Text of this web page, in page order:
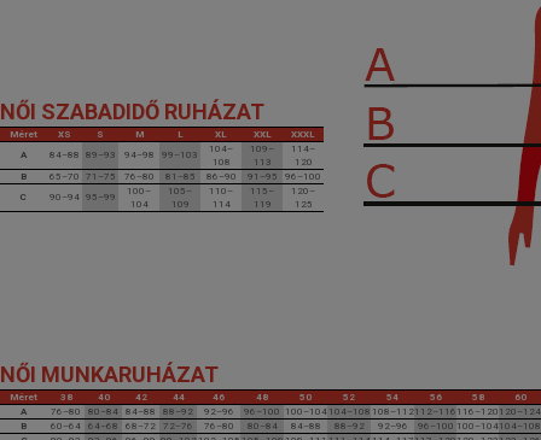
NŐI SZABADIDŐ RUHÁZAT
Méret XS S M L XL XXL
XXXL
A
84–88 89–93 94–98 99–103
104–
108
109–
113
114–
120
B
65–70 71–75 76–80 81–85 86–90 91–95
96–100
C
90–94 95–99
100–
104
105–
109
110–
114
115–
119
120–
125
NŐI MUNKARUHÁZAT
Méret 38 40 42 44 46 48 50 52 54 56 58
60
A
76–80 80–84 84–88 88–92 92–96 96–100 100–104 104–108 108–112112–116 116–120 120–124
B
60–64 64–68 68–72 72–76 76–80 80–84 84–88 88–92 92–96 96–100 100–104104–108